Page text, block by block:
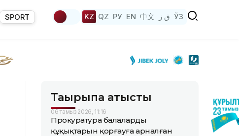
SPORT KZ QZ РУ EN 中文 ق ز ЎЗ
Тақырыпқа қатысты
06 тамыз 2026, 11:16
Прокуратура балалардың
құқықтарын қорғауға арналған